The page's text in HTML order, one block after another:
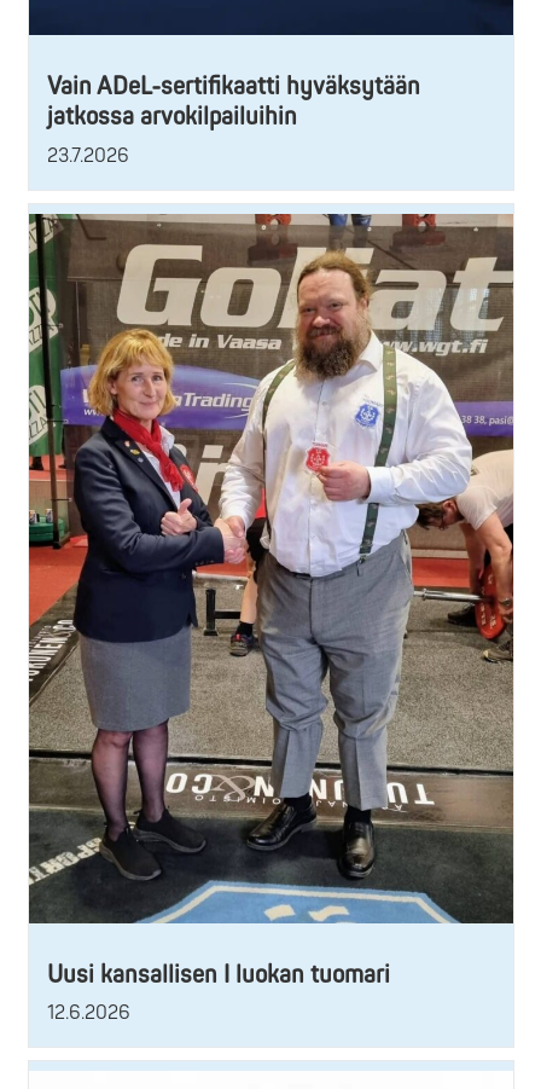
Vain ADeL-sertifikaatti hyväksytään
jatkossa arvokilpailuihin
23.7.2026
Uusi kansallisen I luokan tuomari
12.6.2026